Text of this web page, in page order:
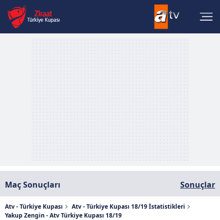
Maç Sonuçları Sonuçlar
Atv - Türkiye Kupası
Atv - Türkiye Kupası 18/19 İstatistikleri
Yakup Zengin - Atv Türkiye Kupası 18/19